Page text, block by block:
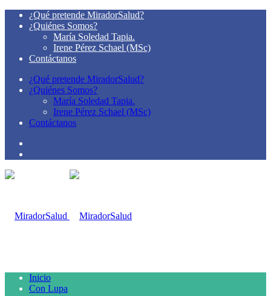
¿Qué pretende MiradorSalud?
¿Quiénes Somos?
María Soledad Tapia.
Irene Pérez Schael (MSc)
Contáctanos
¿Qué pretende MiradorSalud?
¿Quiénes Somos?
María Soledad Tapia.
Irene Pérez Schael (MSc)
Contáctanos
Inicio
Con Lupa